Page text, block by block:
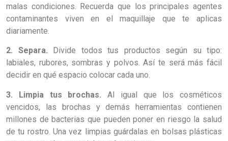
malas condiciones. Recuerda que los principales agentes
contaminantes viven en el maquillaje que te aplicas
diariamente.
2. Separa. Divide todos tus productos según su tipo:
labiales, rubores, sombras y polvos. Así te será más fácil
decidir en qué espacio colocar cada uno.
3. Limpia tus brochas. Al igual que los cosméticos
vencidos, las brochas y demás herramientas contienen
millones de bacterias que pueden poner en riesgo la salud
de tu rostro. Una vez limpias guárdalas en bolsas plásticas